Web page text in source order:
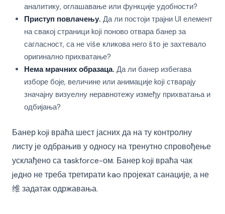
аналитику, оглашавање или функције удобности?
Приступ повлачењу. Да ли постоји трајни UI елемент
на свакој страници koji поново отвара банер за
сагласност, са не više кликова него što је захтевало
оригинално прихватање?
Нема мрачних образаца. Да ли банер избегава
изборе боје, величине или анимације koji стварају
значајну визуелну неравнотежу између прихватања и
одбијања?
Банер koji враћа шест јасних да на ту контролну
листу је одбрањив у односу на тренутно спровођење
усклађено са taskforce-ом. Банер koji враћа чак
jeдно не треба третирати kao пројекат санације, а не
维 задатак одржавања.